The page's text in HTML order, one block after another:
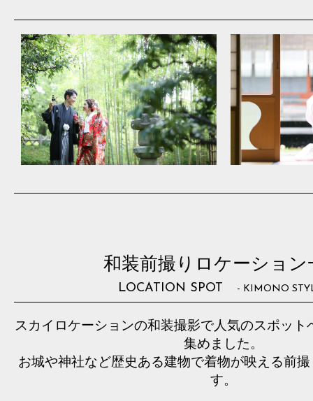
和装前撮りロケーション
LOCATION SPOT - KIMONO
スカイロケーションの和装撮影で人気のスポット
集めました。
お城や神社など歴史ある建物で着物が映える前
す。